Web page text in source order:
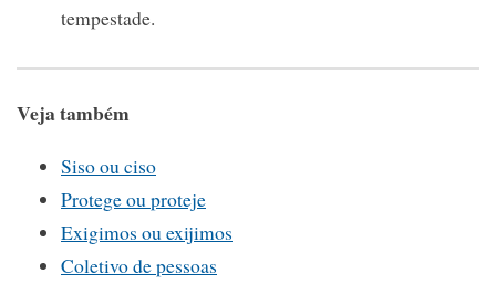
tempestade.
Veja também
Siso ou ciso
Protege ou proteje
Exigimos ou exijimos
Coletivo de pessoas